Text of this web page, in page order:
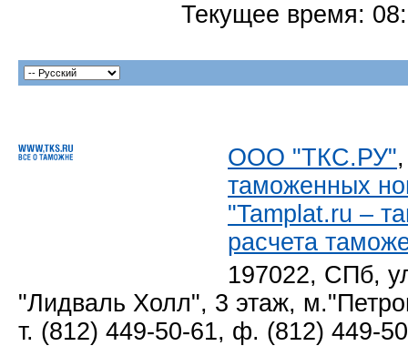
Текущее время:
ООО "ТКС.РУ"
таможенных
"Tamplat.ru –
расчета
197022, СПб,
"Лидваль Холл", 3 этаж,
т. (812) 449-50-61, ф. (812) 449-